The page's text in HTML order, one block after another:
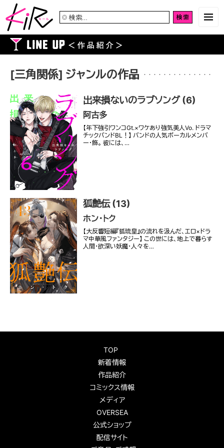
検
[三角関係] ジャンルの作品
出来損ないのラブソング (6)
阿古多
【年下強引ワンコGt.×ワケあり強気美人Vo. ドラマ
チックバンドBL！】 バンドの人気ボーカルメンバ
ー・飾。 彼には、…
狐艶伝 (13)
ホン・トク
【大反響短編『狐琉皇』の流れを汲んだ、エロ×ドラ
マ中華風ファンタジー】 この世には、地上で暮らす
人間・欲深い妖魔・人々を…
TOP
新着情報
作品紹介
コミックス情報
メディア
OVERSEA
公式ショップ
配信サイト